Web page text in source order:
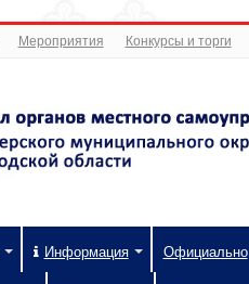
Мероприятия Конкурсы и торги
Информация Официально